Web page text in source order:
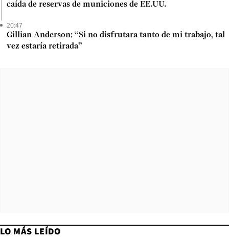
caída de reservas de municiones de EE.UU.
20:47
Gillian Anderson: “Si no disfrutara tanto de mi trabajo, tal
vez estaría retirada”
LO MÁS LEÍDO